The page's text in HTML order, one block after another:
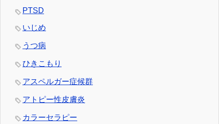
PTSD
いじめ
うつ病
ひきこもり
アスペルガー症候群
アトピー性皮膚炎
カラーセラピー